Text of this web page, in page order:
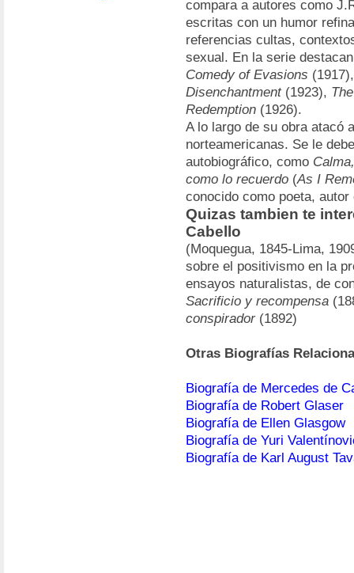
compara a autores como
escritas con un humor
referencias cultas,
sexual. En la serie
Comedy of Evasions
Disenchantment(1923),
Redemption (1926).
A lo largo de su obra atacó
norteamericanas. Se le
autobiográfico, como
como lo recuerdo (As I
conocido como poeta,
Quizas tambien te
Cabello
(Moquegua, 1845-Lima,
sobre el positivismo en la
ensayos naturalistas, de
Sacrificio y recompensa
conspirador (1892)
Otras Biografías
Biografía de Mercedes de
Biografía de Robert Glaser
Biografía de Ellen Glasgow
Biografía de Yuri
Biografía de Karl August